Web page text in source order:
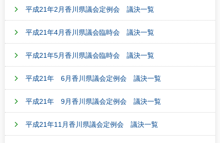
平成21年2月香川県議会定例会 議決一覧
平成21年4月香川県議会臨時会 議決一覧
平成21年5月香川県議会臨時会 議決一覧
平成21年 6月香川県議会定例会 議決一覧
平成21年 9月香川県議会定例会 議決一覧
平成21年11月香川県議会定例会 議決一覧